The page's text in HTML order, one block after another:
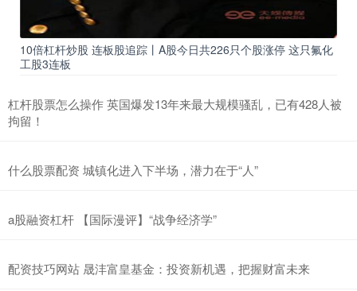
10倍杠杆炒股 连板股追踪丨A股今日共226只个股涨停 这只氟化
工股3连板
杠杆股票怎么操作 英国爆发13年来最大规模骚乱，已有428人被
拘留！
什么股票配资 城镇化进入下半场，潜力在于“人”
a股融资杠杆 【国际漫评】“战争经济学”
配资技巧网站 晟沣富皇基金：投资新机遇，把握财富未来